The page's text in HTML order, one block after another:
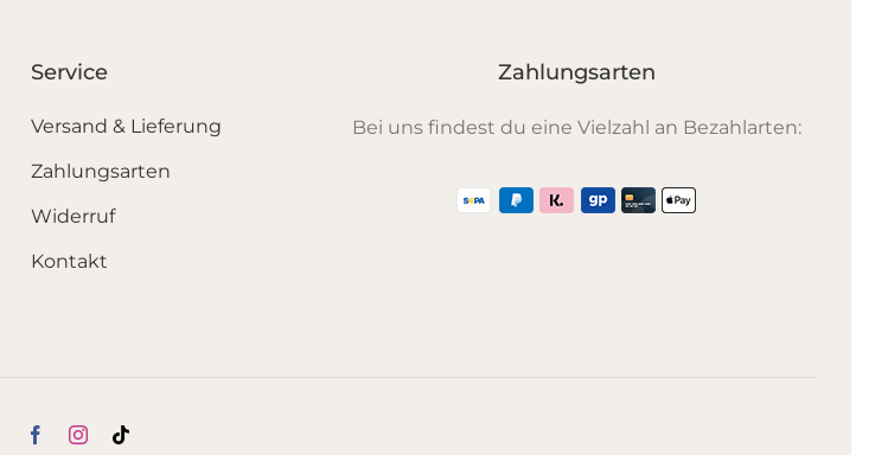
Service
Versand & Lieferung
Zahlungsarten
Widerruf
Kontakt
Zahlungsarten
Bei uns findest du eine Vielzahl an Bezahlarten: